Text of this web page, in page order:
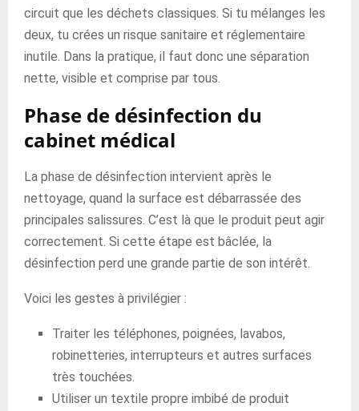
circuit que les déchets classiques. Si tu mélanges les
deux, tu crées un risque sanitaire et réglementaire
inutile. Dans la pratique, il faut donc une séparation
nette, visible et comprise par tous.
Phase de désinfection du
cabinet médical
La phase de désinfection intervient après le
nettoyage, quand la surface est débarrassée des
principales salissures. C’est là que le produit peut agir
correctement. Si cette étape est bâclée, la
désinfection perd une grande partie de son intérêt.
Voici les gestes à privilégier :
Traiter les téléphones, poignées, lavabos,
robinetteries, interrupteurs et autres surfaces
très touchées.
Utiliser un textile propre imbibé de produit